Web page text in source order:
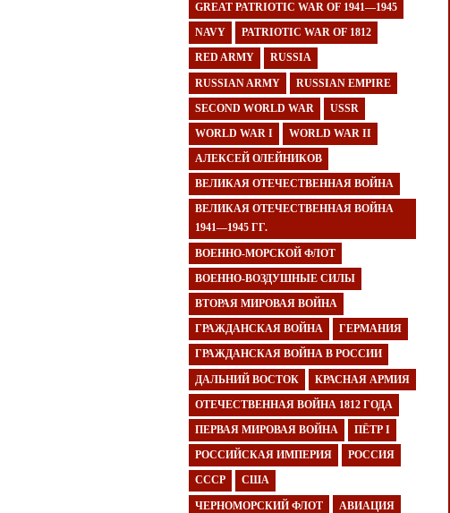
GREAT PATRIOTIC WAR OF 1941—1945
NAVY PATRIOTIC WAR OF 1812
RED ARMY RUSSIA
RUSSIAN ARMY RUSSIAN EMPIRE
SECOND WORLD WAR USSR
WORLD WAR I WORLD WAR II
АЛЕКСЕЙ ОЛЕЙНИКОВ
ВЕЛИКАЯ ОТЕЧЕСТВЕННАЯ ВОЙНА
ВЕЛИКАЯ ОТЕЧЕСТВЕННАЯ ВОЙНА
1941—1945 ГГ.
ВОЕННО-МОРСКОЙ ФЛОТ
ВОЕННО-ВОЗДУШНЫЕ СИЛЫ
ВТОРАЯ МИРОВАЯ ВОЙНА
ГРАЖДАНСКАЯ ВОЙНА ГЕРМАНИЯ
ГРАЖДАНСКАЯ ВОЙНА В РОССИИ
ДАЛЬНИЙ ВОСТОК КРАСНАЯ АРМИЯ
ОТЕЧЕСТВЕННАЯ ВОЙНА 1812 ГОДА
ПЕРВАЯ МИРОВАЯ ВОЙНА ПЁТР I
РОССИЙСКАЯ ИМПЕРИЯ РОССИЯ
СССР США
ЧЕРНОМОРСКИЙ ФЛОТ АВИАЦИЯ